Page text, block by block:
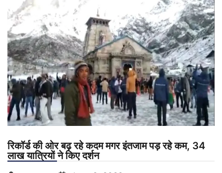
रिकॉर्ड की ओर बढ़ रहे कदम मगर इंतजाम पड़ रहे कम, 34
लाख यात्रियों ने किए दर्शन